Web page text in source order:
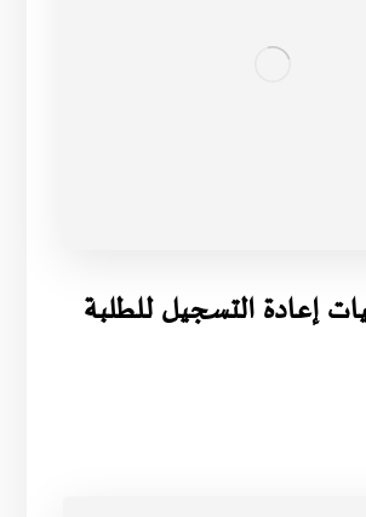
إعادة التسجيل للطلبة